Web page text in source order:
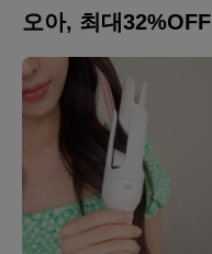
오아, 최대32%OFF